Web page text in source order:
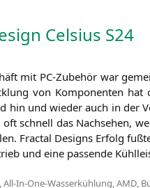
Celsius S24
mit PC-Zube­hör war
von Kom­po­nen­ten hat
hin und wie­der auch in der
schnell das Nach­se­hen,
Frac­tal Designs Erfolg
und eine pas­sen­de
All-In-One-Wasserkühlung AMD,